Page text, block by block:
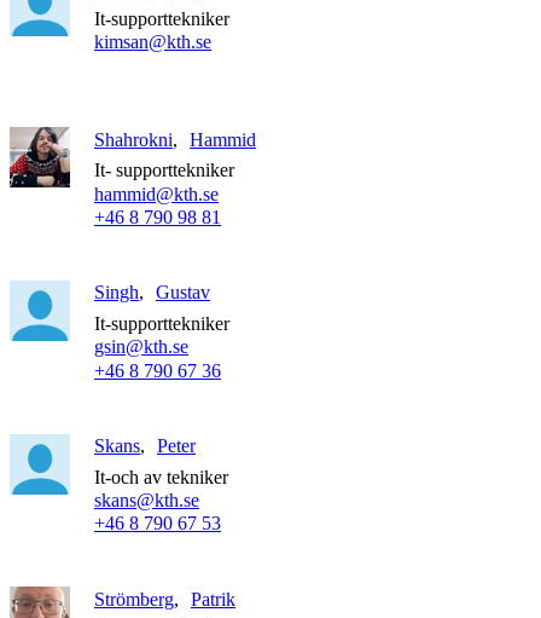
It-supporttekniker
kimsan@kth.se
Shahrokni
Hammid
It- supporttekniker
hammid@kth.se
+46 8 790 98 81
Singh
Gustav
It-supporttekniker
gsin@kth.se
+46 8 790 67 36
Skans
Peter
It-och av tekniker
skans@kth.se
+46 8 790 67 53
Strömberg
Patrik